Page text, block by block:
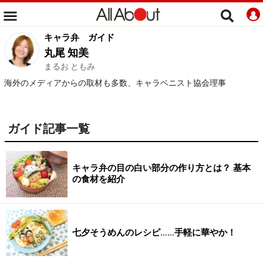
キャラ弁 ガイド
丸尾 知美
まるお ともみ
海外のメディアからの取材も多数、キャラベニスト協会理事
ガイド記事一覧
キャラ弁の目の白い部分の作り方とは？ 基本
の食材を紹介
七夕そうめんのレシピ……手軽に華やか！